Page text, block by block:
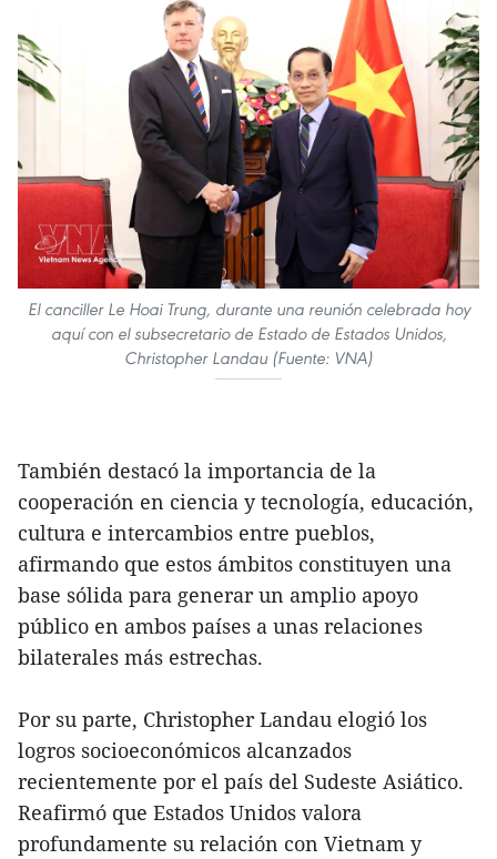
El canciller Le Hoai Trung, durante una reunión celebrada hoy
aquí con el subsecretario de Estado de Estados Unidos,
Christopher Landau (Fuente: VNA)
También destacó la importancia de la
cooperación en ciencia y tecnología, educación,
cultura e intercambios entre pueblos,
afirmando que estos ámbitos constituyen una
base sólida para generar un amplio apoyo
público en ambos países a unas relaciones
bilaterales más estrechas.
Por su parte, Christopher Landau elogió los
logros socioeconómicos alcanzados
recientemente por el país del Sudeste Asiático.
Reafirmó que Estados Unidos valora
profundamente su relación con Vietnam y